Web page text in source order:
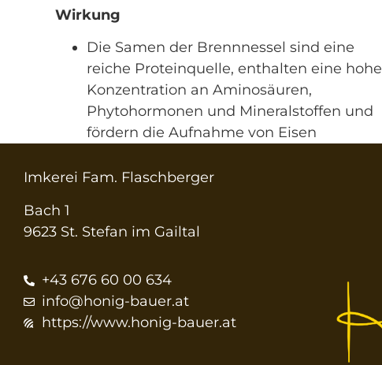
Wirkung
Die Samen der Brennnessel sind eine
reiche Proteinquelle, enthalten eine hohe
Konzentration an Aminosäuren,
Phytohormonen und Mineralstoffen und
fördern die Aufnahme von Eisen
Imkerei Fam. Flaschberger
Bach 1
9623 St. Stefan im Gailtal
+43 676 60 00 634
info@honig-bauer.at
https://www.honig-bauer.at